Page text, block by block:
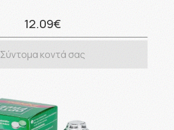
12.09€
Σύντομα κοντά σας